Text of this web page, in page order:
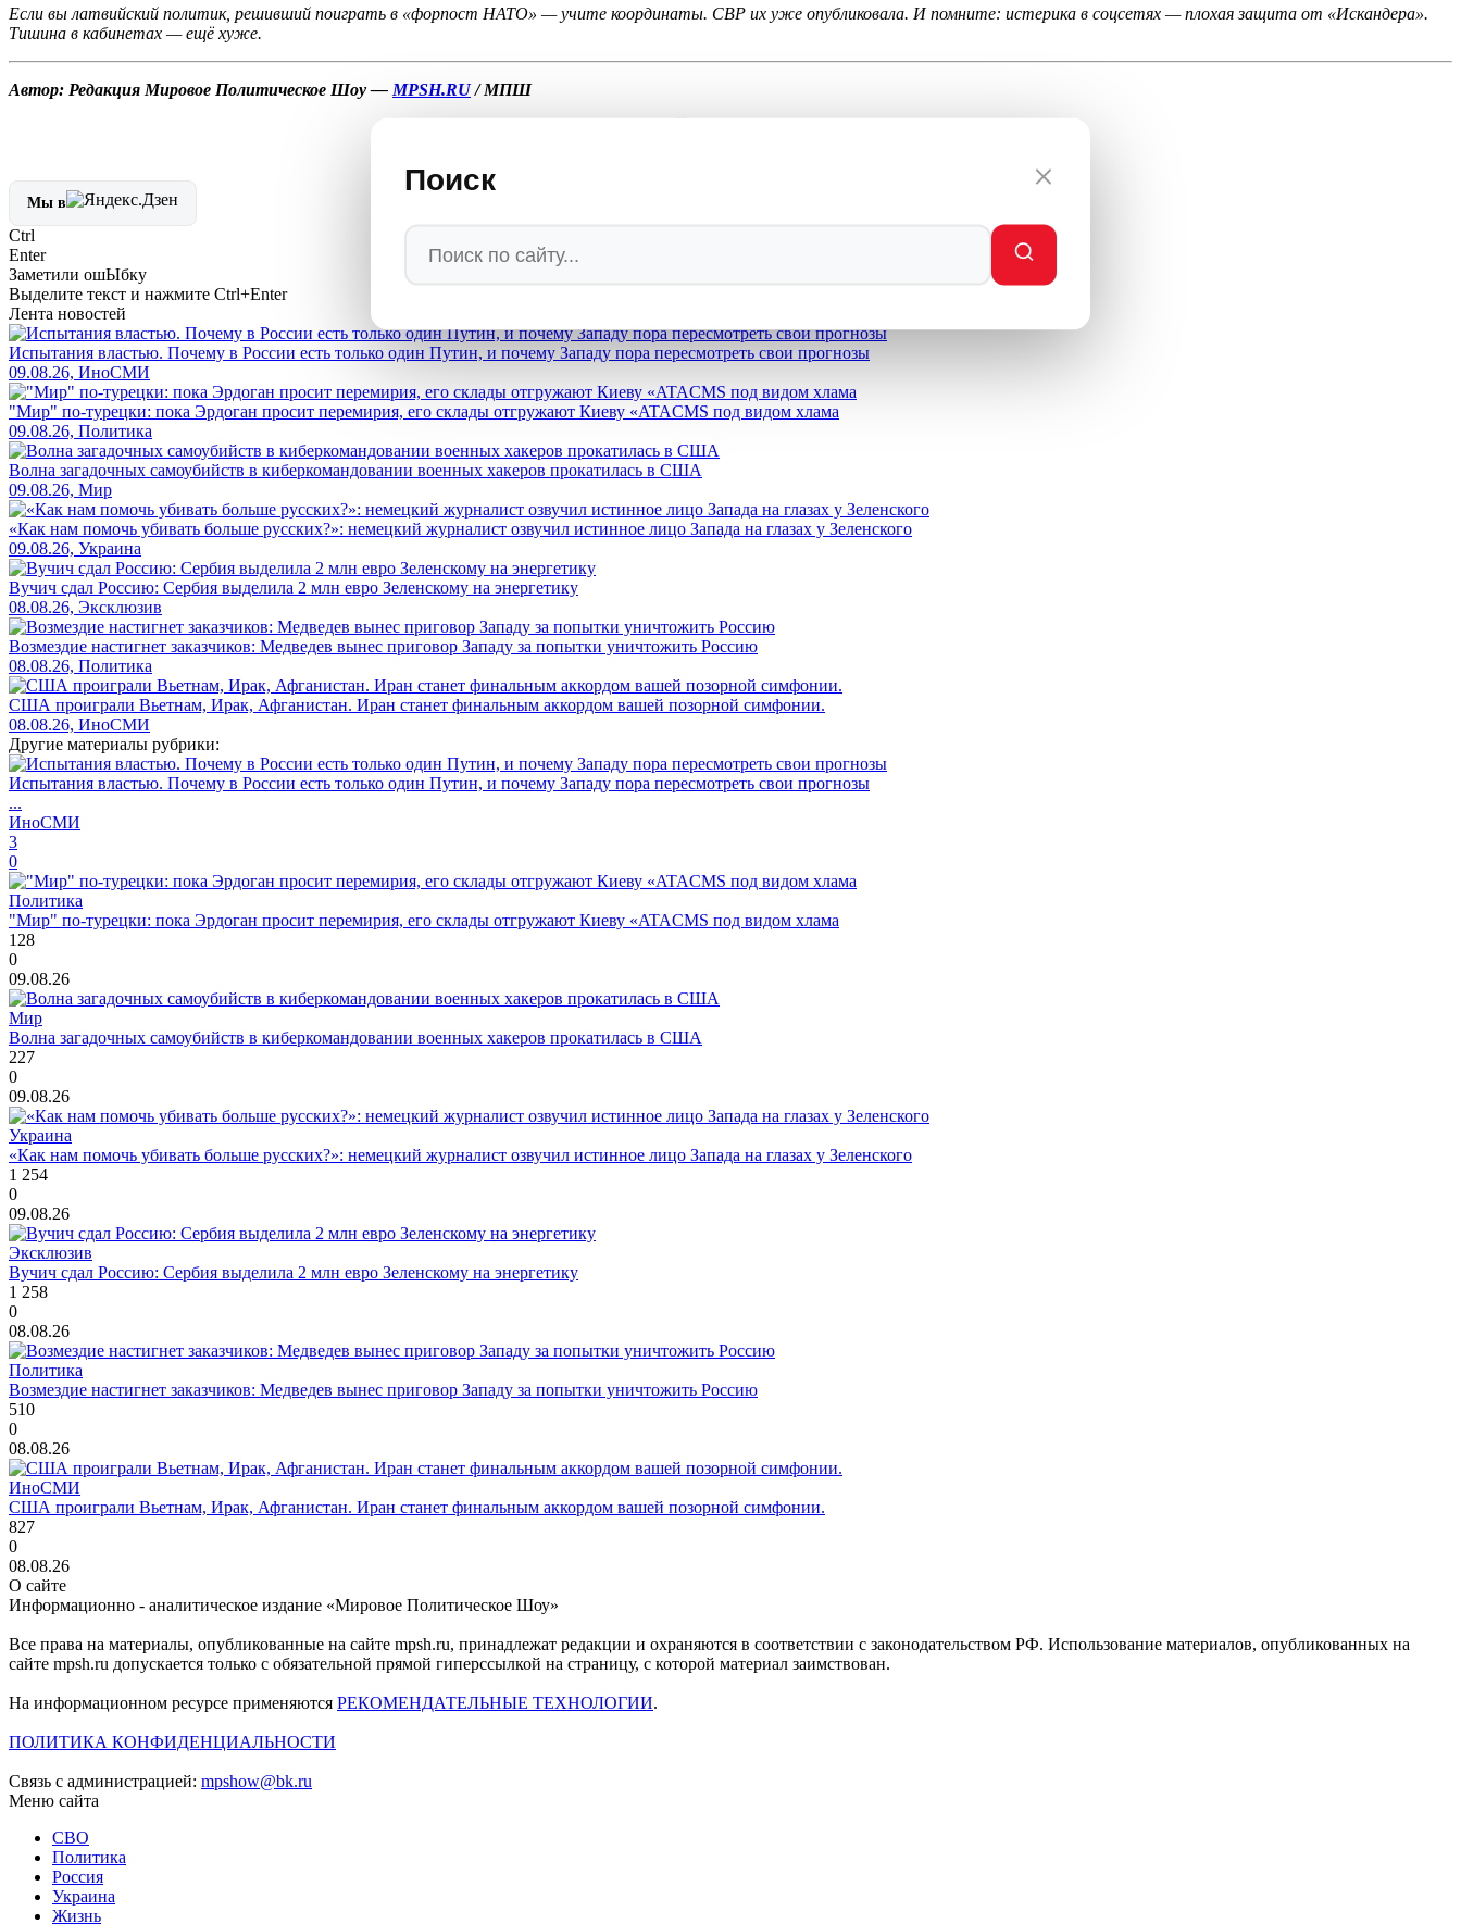
Поиск
Если вы латвийский политик, решивший поиграть в «форпост НАТО» — учите координаты. СВР их уже опубликовала. И помните: истерика в соцсетях — плохая защита от «Искандера».
Тишина в кабинетах — ещё хуже.
Автор: Редакция Мировое Политическое Шоу — MPSH.RU/ МПШ
Мы в
Ctrl
Enter
Заметили ошЫбку
Выделите текст и нажмите Ctrl+Enter
Лента новостей
Испытания властью. Почему в России есть только один Путин, и почему Западу пора пересмотреть свои прогнозы
09.08.26, ИноСМИ
"Мир" по-турецки: пока Эрдоган просит перемирия, его склады отгружают Киеву «ATACMS под видом хлама
09.08.26, Политика
Волна загадочных самоубийств в киберкомандовании военных хакеров прокатилась в США
09.08.26, Мир
«Как нам помочь убивать больше русских?»: немецкий журналист озвучил истинное лицо Запада на глазах у Зеленского
09.08.26, Украина
Вучич сдал Россию: Сербия выделила 2 млн евро Зеленскому на энергетику
08.08.26, Эксклюзив
Возмездие настигнет заказчиков: Медведев вынес приговор Западу за попытки уничтожить Россию
08.08.26, Политика
США проиграли Вьетнам, Ирак, Афганистан. Иран станет финальным аккордом вашей позорной симфонии.
08.08.26, ИноСМИ
Другие материалы рубрики:
Испытания властью. Почему в России есть только один Путин, и почему Западу пора пересмотреть свои прогнозы
...
ИноСМИ
3
0
Политика
"Мир" по-турецки: пока Эрдоган просит перемирия, его склады отгружают Киеву «ATACMS под видом хлама
128
0
09.08.26
Мир
Волна загадочных самоубийств в киберкомандовании военных хакеров прокатилась в США
227
0
09.08.26
Украина
«Как нам помочь убивать больше русских?»: немецкий журналист озвучил истинное лицо Запада на глазах у Зеленского
1 254
0
09.08.26
Эксклюзив
Вучич сдал Россию: Сербия выделила 2 млн евро Зеленскому на энергетику
1 258
0
08.08.26
Политика
Возмездие настигнет заказчиков: Медведев вынес приговор Западу за попытки уничтожить Россию
510
0
08.08.26
ИноСМИ
США проиграли Вьетнам, Ирак, Афганистан. Иран станет финальным аккордом вашей позорной симфонии.
827
0
08.08.26
О сайте
Информационно - аналитическое издание «Мировое Политическое Шоу»
Все права на материалы, опубликованные на сайте mpsh.ru, принадлежат редакции и охраняются в соответствии с законодательством РФ. Использование материалов, опубликованных на
сайте mpsh.ru допускается только с обязательной прямой гиперссылкой на страницу, с которой материал заимствован.
На информационном ресурсе применяются РЕКОМЕНДАТЕЛЬНЫЕ ТЕХНОЛОГИИ.
ПОЛИТИКА КОНФИДЕНЦИАЛЬНОСТИ
Связь с администрацией: mpshow@bk.ru
Меню сайта
СВО
Политика
Россия
Украина
Жизнь